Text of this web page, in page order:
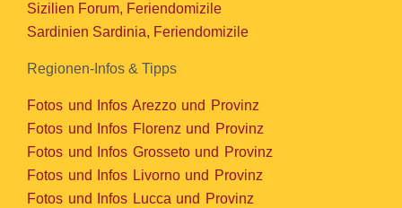
Sizilien Forum, Feriendomizile
Sardinien Sardinia, Feriendomizile
Regionen-Infos & Tipps
Fotos und Infos Arezzo und Provinz
Fotos und Infos Florenz und Provinz
Fotos und Infos Grosseto und Provinz
Fotos und Infos Livorno und Provinz
Fotos und Infos Lucca und Provinz